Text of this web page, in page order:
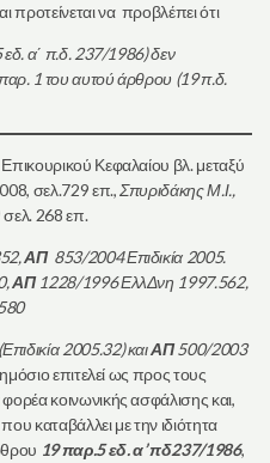
προτείνεται να προβλέπει ότι
α΄ π.δ. 237/1986)δεν
1 του αυτού άρθρου (19 π.δ.
Κεφαλαίου βλ. μεταξύ
σελ.729 επ.,Σπυριδάκης Μ.Ι.,
268 επ.
ΑΠ 853/2004 Επιδικία 2005.
ΑΠ1228/1996 ΕλλΔνη 1997.562,
2005.32) καιΑΠ500/2003
επιτελεί ως προς τους
κοινωνικής ασφάλισης και,
καταβάλλει με την ιδιότητα
19 παρ.5 εδ. α’ πδ237/1986,